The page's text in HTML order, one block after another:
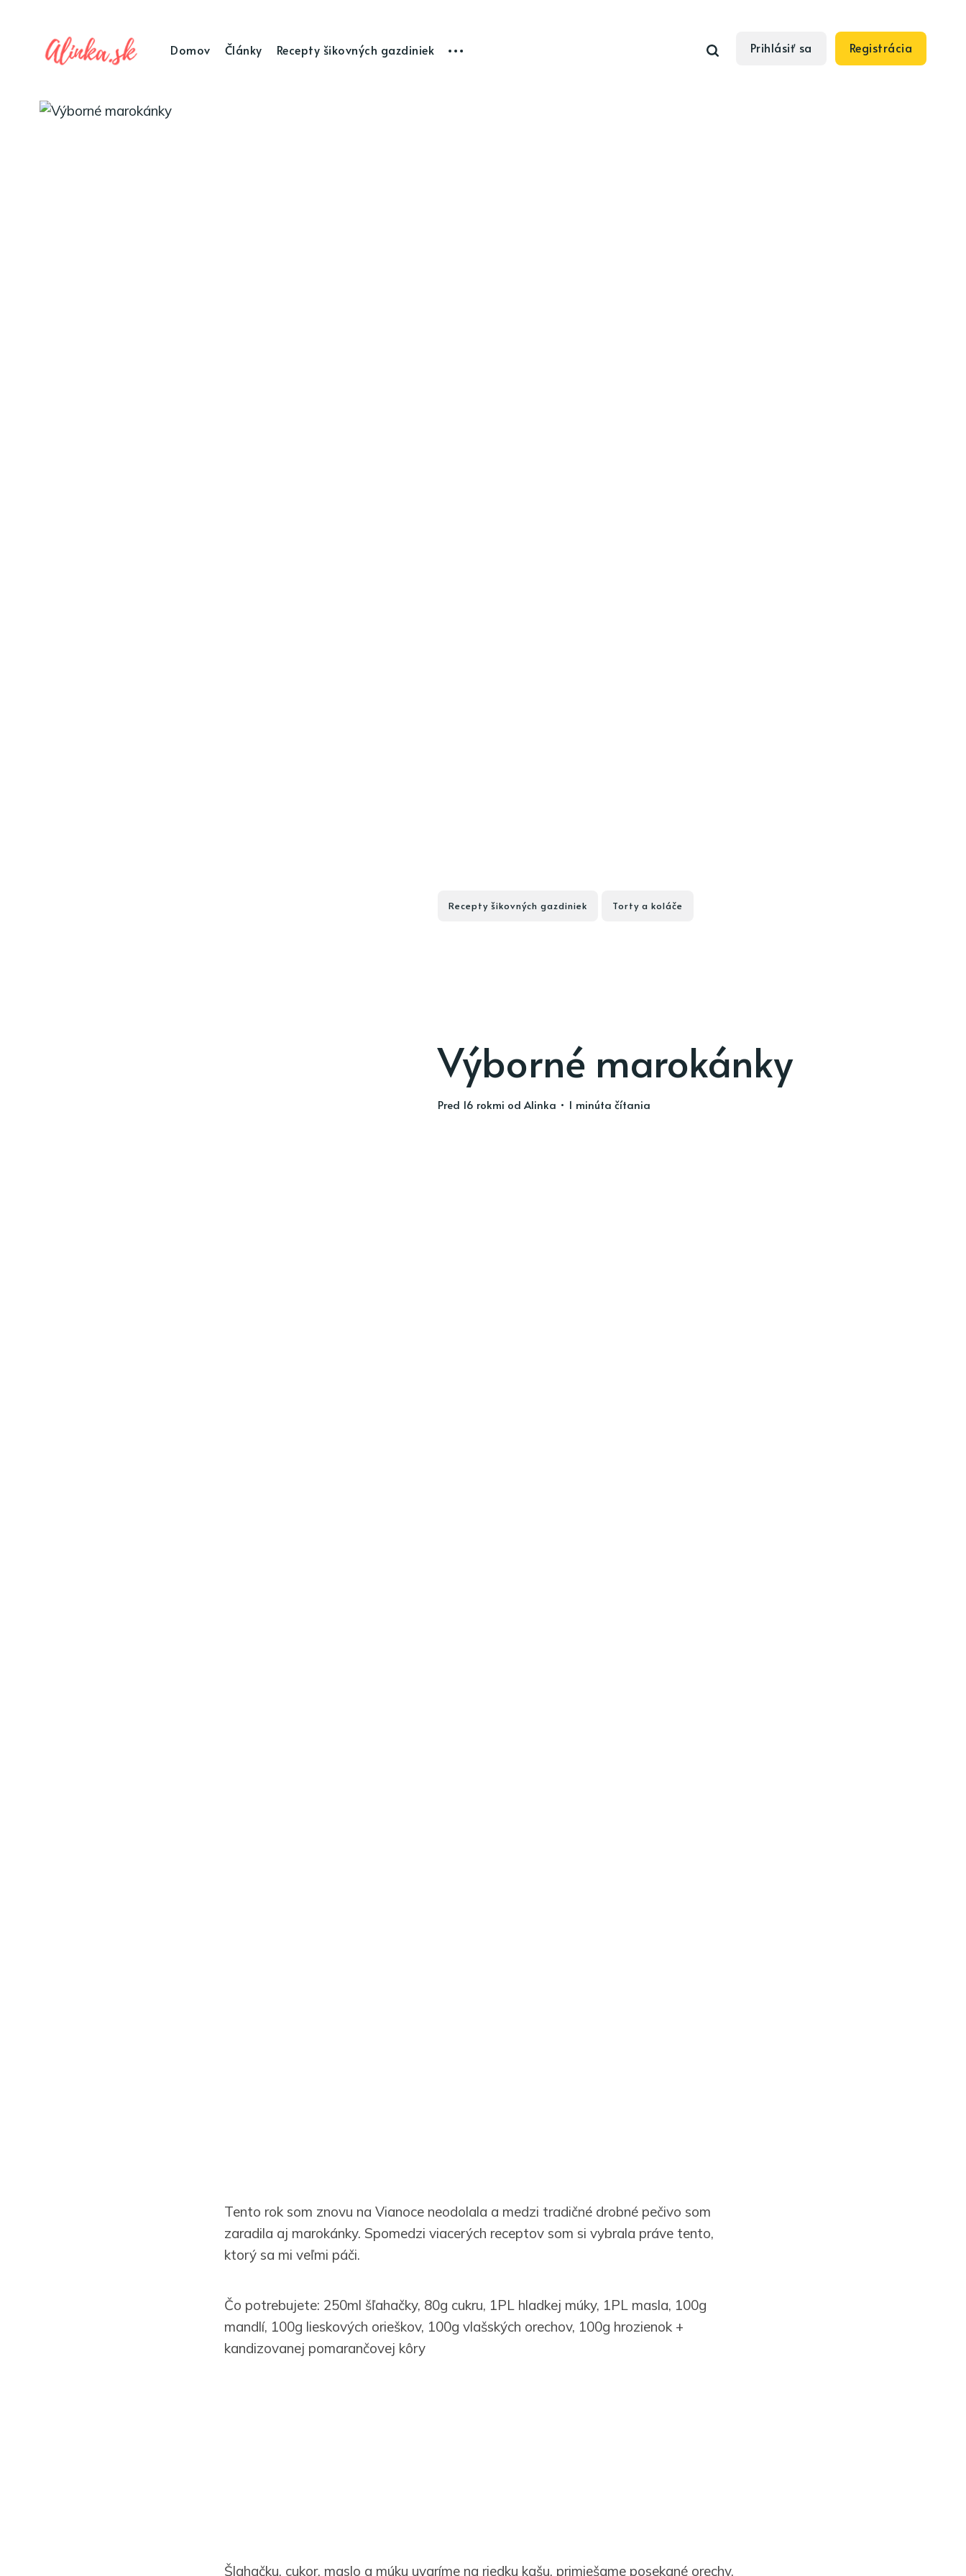
Domov Články Recepty šikovných gazdiniek Prihlásiť sa Registrácia
Recepty šikovných gazdiniek Torty a koláče
Výborné marokánky
pred 16 rokmi od Alinka • 1 minúta čítania
Tento rok som znovu na Vianoce neodolala a medzi tradičné drobné pečivo som
zaradila aj marokánky. Spomedzi viacerých receptov som si vybrala práve tento,
ktorý sa mi veľmi páči.
Čo potrebujete: 250ml šľahačky, 80g cukru, 1PL hladkej múky, 1PL masla, 100g
mandlí, 100g lieskových orieškov, 100g vlašských orechov, 100g hrozienok +
kandizovanej pomarančovej kôry
Šlahačku, cukor, maslo a múku uvaríme na riedku kašu, primiešame posekané orechy,